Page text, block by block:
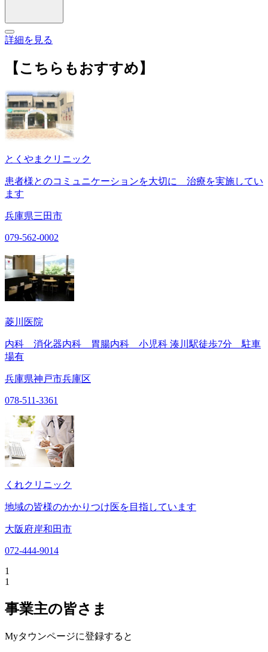
詳細を見る
【こちらもおすすめ】
とくやまクリニック
患者様とのコミュニケーションを大切に 治療を実施してい
ます
兵庫県三田市
079-562-0002
菱川医院
内科 消化器内科 胃腸内科 小児科 湊川駅徒歩7分 駐車
場有
兵庫県神戸市兵庫区
078-511-3361
くれクリニック
地域の皆様のかかりつけ医を目指しています
大阪府岸和田市
072-444-9014
1
1
事業主の皆さま
Myタウンページに登録すると